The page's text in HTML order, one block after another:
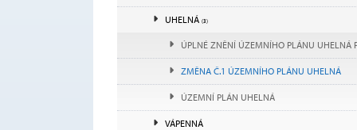
UHELNÁ (3)
ÚPLNÉ ZNĚNÍ ÚZEMNÍHO PLÁNU UHELNÁ PO ZMĚNĚ
ZMĚNA Č.1 ÚZEMNÍHO PLÁNU UHELNÁ
ÚZEMNÍ PLÁN UHELNÁ
VÁPENNÁ